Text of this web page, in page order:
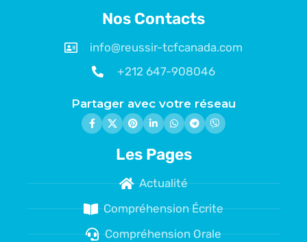
Nos Contacts
info@reussir-tcfcanada.com
+212 647-908046
Partager avec votre réseau
Les Pages
Actualité
Compréhension Écrite
Compréhension Orale